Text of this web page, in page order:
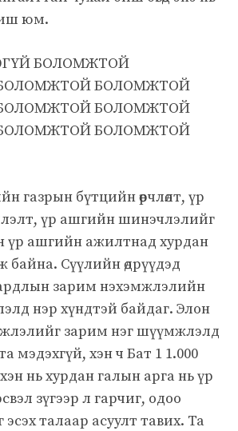
юм.
БОЛОМЖТОЙ
БОЛОМЖТОЙ
БОЛОМЖТОЙ
БОЛОМЖТОЙ
газрын бүтцийн өөрчлөлт, үр
үр ашгийн шинэчлэлийг
үр ашгийн ажилтнад хурдан
байна. Сүүлийн өдрүүдэд
зарим нэхэмжлэлийн
нэр хүндтэй байдаг. Элон
зарим нэг шүүмжлэлд
мэдэхгүй, хэн ч Бат 1 1.000
нь хурдан галын арга нь үр
зүгээр л гарчиг, одоо
эсэх талаар асуулт тавих. Та